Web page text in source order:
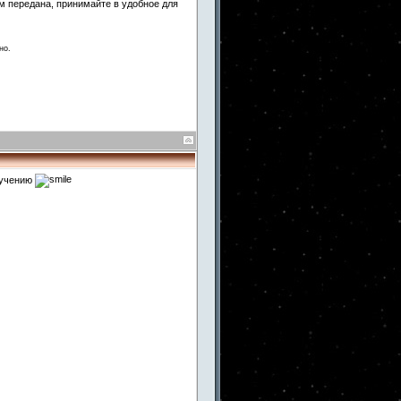
передана, принимайте в удобное для